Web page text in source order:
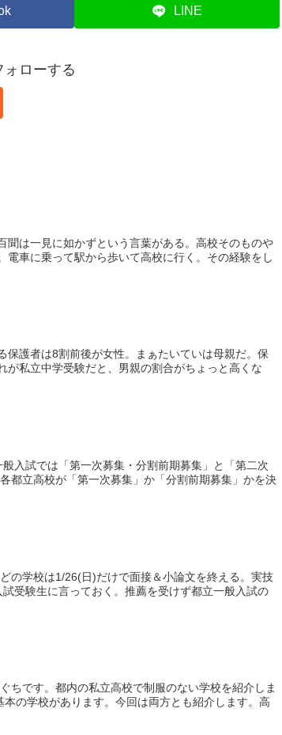
LINE
ローする
は一見に如かずという言葉がある。高校そのものや
車に乗って駅から歩いて高校に行く。その経験をし
護者は8割前後が女性。まぁたいていは母親だ。保
私立中学受験だと、男親の割合がちょっと高くな
入試では「第一次募集・分割前期募集」と「第二次
都立高校が「第一次募集」か「分割前期募集」かを決
の学校は1/26(日)だけで面接＆小論文を終える。実技
受験生に言っておく。推薦を受けず都立一般入試の
ちです。都内の私立高校で制服のない学校を紹介しま
の学校があります。今回は両方とも紹介します。高